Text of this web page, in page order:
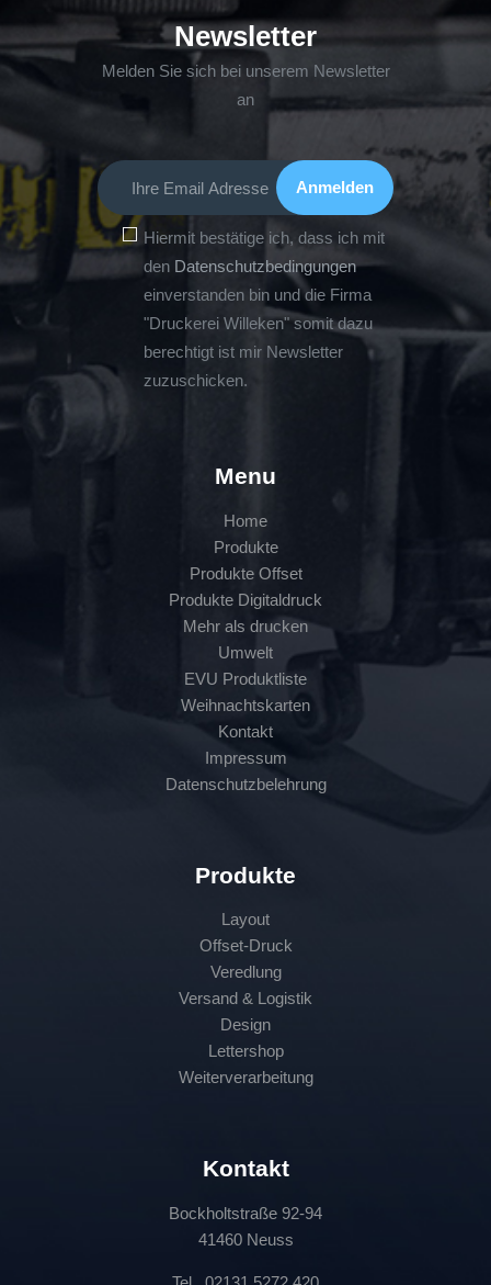
Newsletter
Melden Sie sich bei unserem Newsletter
an
Hiermit bestätige ich, dass ich mit
den Datenschutzbedingungen
einverstanden bin und die Firma
"Druckerei Willeken" somit dazu
berechtigt ist mir Newsletter
zuzuschicken.
Menu
Home
Produkte
Produkte Offset
Produkte Digitaldruck
Mehr als drucken
Umwelt
EVU Produktliste
Weihnachtskarten
Kontakt
Impressum
Datenschutzbelehrung
Produkte
Layout
Offset-Druck
Veredlung
Versand & Logistik
Design
Lettershop
Weiterverarbeitung
Kontakt
Bockholtstraße 92-94
41460 Neuss